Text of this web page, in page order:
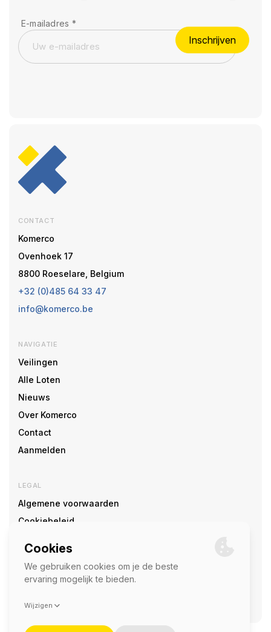
E-mailadres *
Inschrijven
CONTACT
Komerco
Ovenhoek 17
8800 Roeselare, Belgium
+32 (0)485 64 33 47
info@komerco.be
NAVIGATIE
Veilingen
Alle Loten
Nieuws
Over Komerco
Contact
Aanmelden
LEGAL
Algemene voorwaarden
Cookiebeleid
SOCIAL